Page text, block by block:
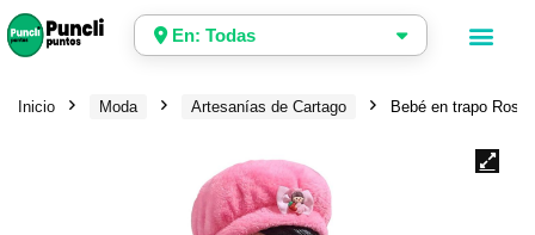
En: Todas
Inicio Moda Artesanías de Cartago Bebé en trapo